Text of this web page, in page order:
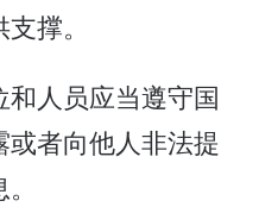
撑。
人员应当遵守国
者向他人非法提